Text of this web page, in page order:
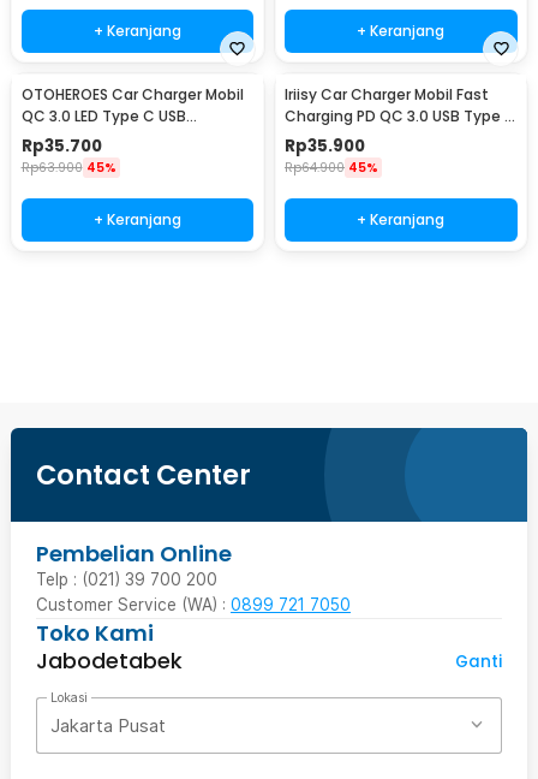
+ Keranjang + Keranjang
OTOHEROES Car Charger Mobil
QC 3.0 LED Type C USB
Cigarette 2.4A 22.5W - M7
Rp35.700
Rp63.900 45%
+ Keranjang
Iriisy Car Charger Mobil Fast
Charging PD QC 3.0 USB Type C
A 2.4A 54W - PD20W
Rp35.900
Rp64.900 45%
+ Keranjang
Contact Center
Pembelian Online
Telp : (021) 39 700 200
Customer Service (WA) : 0899 721 7050
Toko Kami
Jabodetabek
Ganti
Lokasi
Jakarta Pusat